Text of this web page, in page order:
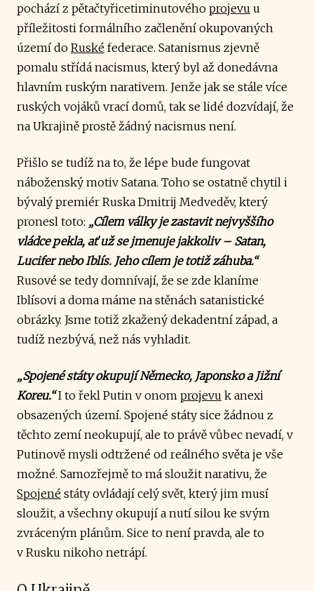
pochází z pětačtyřicetiminutového projevu u
příležitosti formálního začlenění okupovaných
území do Ruské federace. Satanismus zjevně
pomalu střídá nacismus, který byl až donedávna
hlavním ruským narativem. Jenže jak se stále více
ruských vojáků vrací domů, tak se lidé dozvídají, že
na Ukrajině prostě žádný nacismus není.
Přišlo se tudíž na to, že lépe bude fungovat
náboženský motiv Satana. Toho se ostatně chytil i
bývalý premiér Ruska Dmitrij Medveděv, který
pronesl toto: „Cílem války je zastavit nejvyššího
vládce pekla, ať už se jmenuje jakkoliv – Satan,
Lucifer nebo Iblís. Jeho cílem je totiž záhuba.“
Rusové se tedy domnívají, že se zde klaníme
Iblísovi a doma máme na stěnách satanistické
obrázky. Jsme totiž zkažený dekadentní západ, a
tudíž nezbývá, než nás vyhladit.
„Spojené státy okupují Německo, Japonsko a Jižní
Koreu.“I to řekl Putin v onom projevu k anexi
obsazených území. Spojené státy sice žádnou z
těchto zemí neokupují, ale to právě vůbec nevadí, v
Putinově mysli odtržené od reálného světa je vše
možné. Samozřejmě to má sloužit narativu, že
Spojené státy ovládají celý svět, který jim musí
sloužit, a všechny okupují a nutí silou ke svým
zvráceným plánům. Sice to není pravda, ale to
v Rusku nikoho netrápí.